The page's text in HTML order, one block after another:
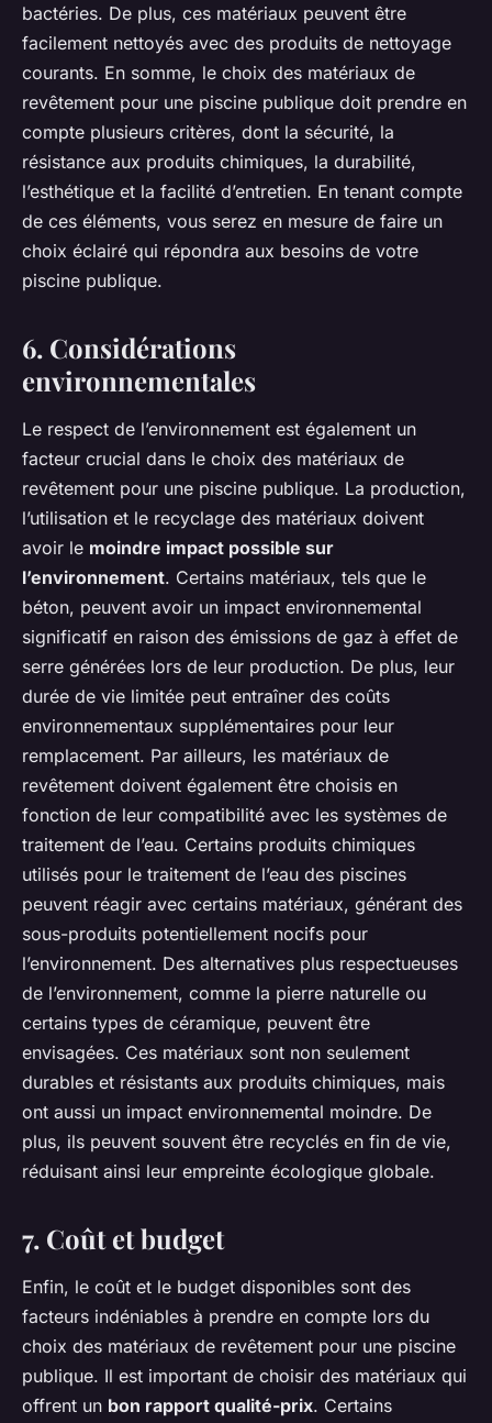
bactéries. De plus, ces matériaux peuvent être
facilement nettoyés avec des produits de nettoyage
courants. En somme, le choix des matériaux de
revêtement pour une piscine publique doit prendre en
compte plusieurs critères, dont la sécurité, la
résistance aux produits chimiques, la durabilité,
l’esthétique et la facilité d’entretien. En tenant compte
de ces éléments, vous serez en mesure de faire un
choix éclairé qui répondra aux besoins de votre
piscine publique.
6. Considérations
environnementales
Le respect de l’environnement est également un
facteur crucial dans le choix des matériaux de
revêtement pour une piscine publique. La production,
l’utilisation et le recyclage des matériaux doivent
avoir le moindre impact possible sur
l’environnement. Certains matériaux, tels que le
béton, peuvent avoir un impact environnemental
significatif en raison des émissions de gaz à effet de
serre générées lors de leur production. De plus, leur
durée de vie limitée peut entraîner des coûts
environnementaux supplémentaires pour leur
remplacement. Par ailleurs, les matériaux de
revêtement doivent également être choisis en
fonction de leur compatibilité avec les systèmes de
traitement de l’eau. Certains produits chimiques
utilisés pour le traitement de l’eau des piscines
peuvent réagir avec certains matériaux, générant des
sous-produits potentiellement nocifs pour
l’environnement. Des alternatives plus respectueuses
de l’environnement, comme la pierre naturelle ou
certains types de céramique, peuvent être
envisagées. Ces matériaux sont non seulement
durables et résistants aux produits chimiques, mais
ont aussi un impact environnemental moindre. De
plus, ils peuvent souvent être recyclés en fin de vie,
réduisant ainsi leur empreinte écologique globale.
7. Coût et budget
Enfin, le coût et le budget disponibles sont des
facteurs indéniables à prendre en compte lors du
choix des matériaux de revêtement pour une piscine
publique. Il est important de choisir des matériaux qui
offrent un bon rapport qualité-prix. Certains